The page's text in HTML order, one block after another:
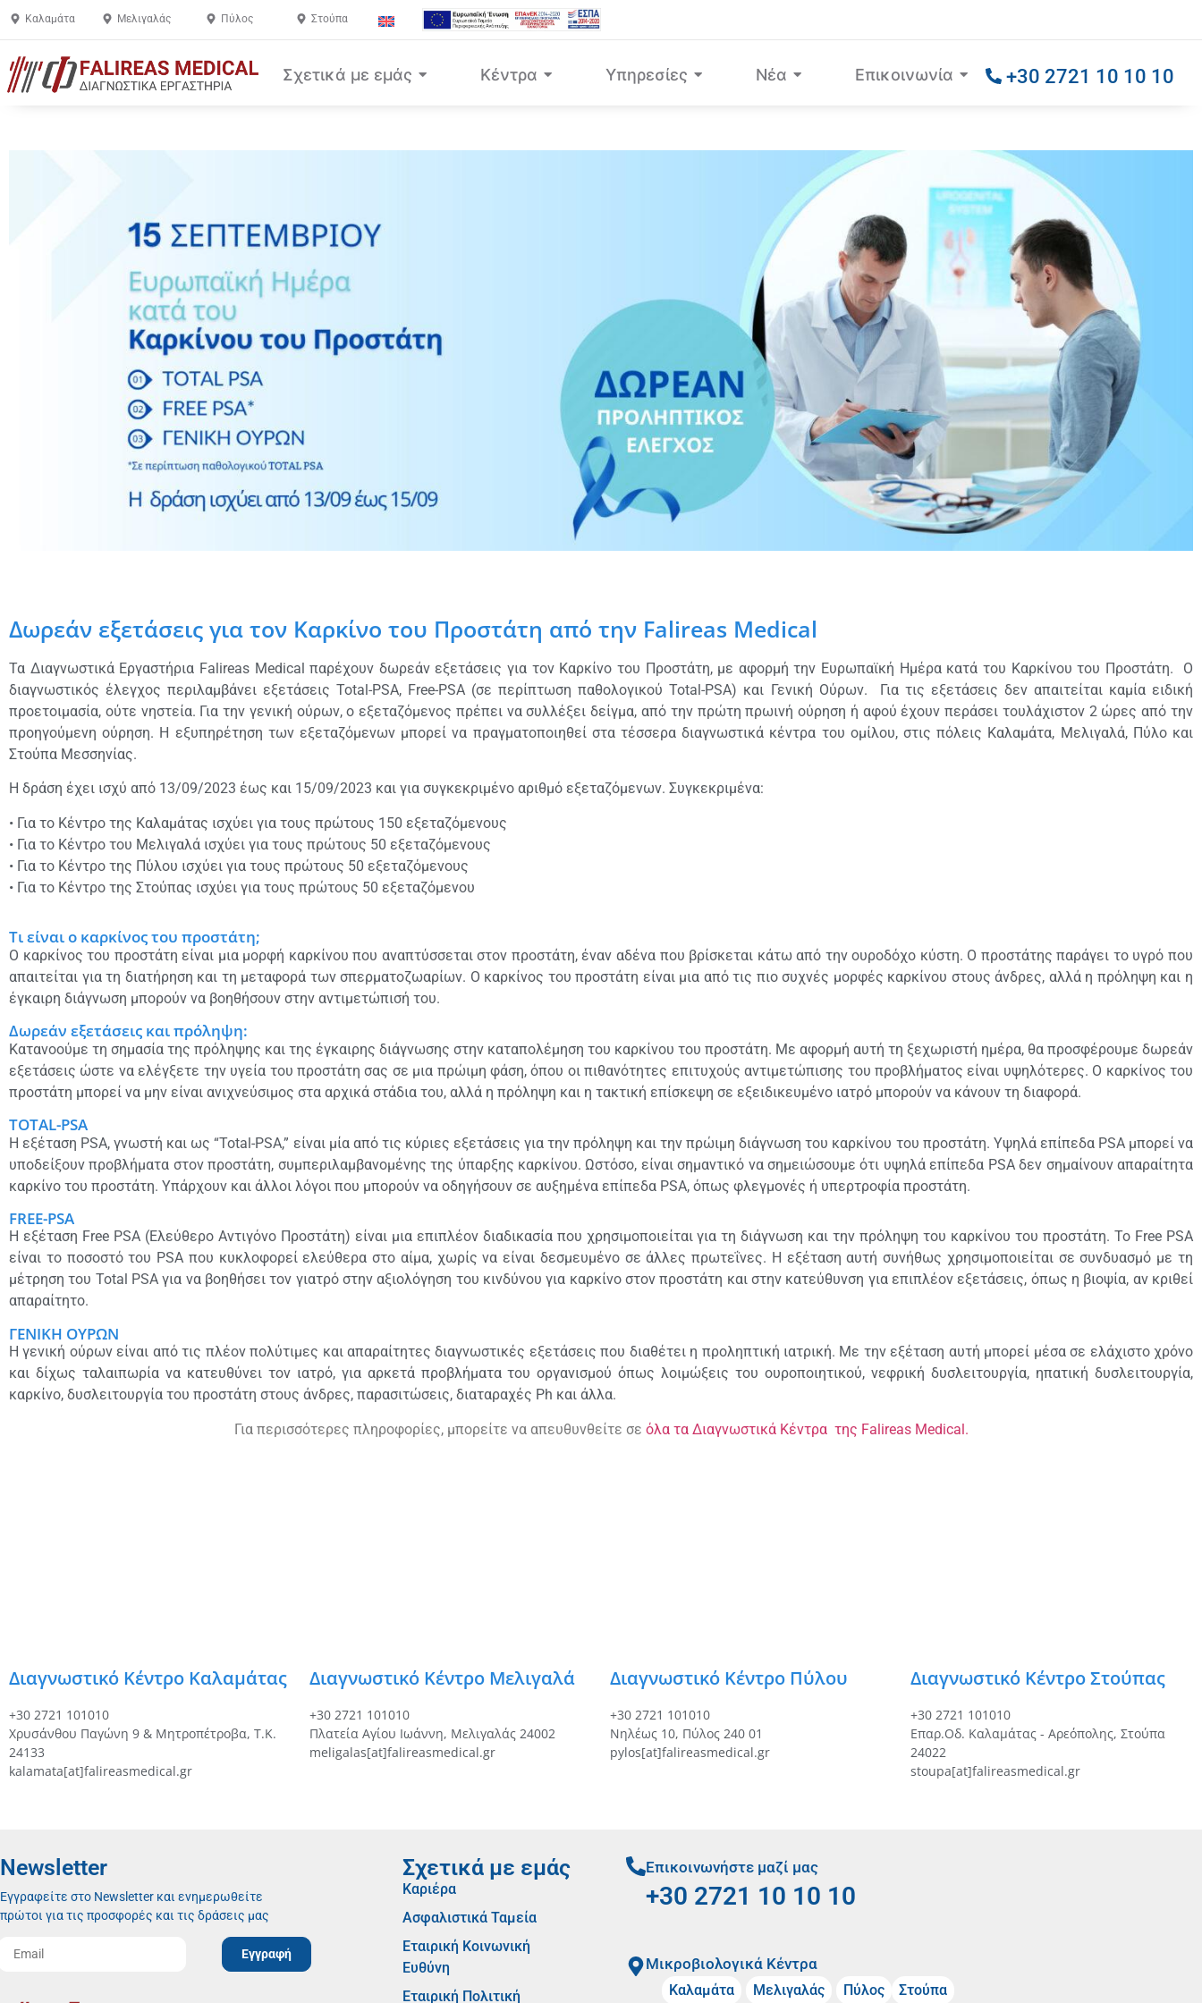
Καλαμάτα Μελιγαλάς Πύλος Στούπα
Σχετικά με εμάς Κέντρα Υπηρεσίες Νέα Επικοινωνία +30 2721 10 10 10
Δωρεάν εξετάσεις για τον Καρκίνο του Προστάτη από την Falireas Medical
Τα Διαγνωστικά Εργαστήρια Falireas Medical παρέχουν δωρεάν εξετάσεις για τον Καρκίνο του Προστάτη, με αφορμή την Ευρωπαϊκή Ημέρα κατά του Καρκίνου του Προστάτη. Ο
διαγνωστικός έλεγχος περιλαμβάνει εξετάσεις Total-PSA, Free-PSA (σε περίπτωση παθολογικού Total-PSA) και Γενική Ούρων. Για τις εξετάσεις δεν απαιτείται καμία ειδική
προετοιμασία, ούτε νηστεία. Για την γενική ούρων, ο εξεταζόμενος πρέπει να συλλέξει δείγμα, από την πρώτη πρωινή ούρηση ή αφού έχουν περάσει τουλάχιστον 2 ώρες από την
προηγούμενη ούρηση. Η εξυπηρέτηση των εξεταζόμενων μπορεί να πραγματοποιηθεί στα τέσσερα διαγνωστικά κέντρα του ομίλου, στις πόλεις Καλαμάτα, Μελιγαλά, Πύλο και
Στούπα Μεσσηνίας.
Η δράση έχει ισχύ από 13/09/2023 έως και 15/09/2023 και για συγκεκριμένο αριθμό εξεταζόμενων. Συγκεκριμένα:
• Για το Κέντρο της Καλαμάτας ισχύει για τους πρώτους 150 εξεταζόμενους
• Για το Κέντρο του Μελιγαλά ισχύει για τους πρώτους 50 εξεταζόμενους
• Για το Κέντρο της Πύλου ισχύει για τους πρώτους 50 εξεταζόμενους
• Για το Κέντρο της Στούπας ισχύει για τους πρώτους 50 εξεταζόμενου
Τι είναι ο καρκίνος του προστάτη;
Ο καρκίνος του προστάτη είναι μια μορφή καρκίνου που αναπτύσσεται στον προστάτη, έναν αδένα που βρίσκεται κάτω από την ουροδόχο κύστη. Ο προστάτης παράγει το υγρό που
απαιτείται για τη διατήρηση και τη μεταφορά των σπερματοζωαρίων. Ο καρκίνος του προστάτη είναι μια από τις πιο συχνές μορφές καρκίνου στους άνδρες, αλλά η πρόληψη και η
έγκαιρη διάγνωση μπορούν να βοηθήσουν στην αντιμετώπισή του.
Δωρεάν εξετάσεις και πρόληψη:
Κατανοούμε τη σημασία της πρόληψης και της έγκαιρης διάγνωσης στην καταπολέμηση του καρκίνου του προστάτη. Με αφορμή αυτή τη ξεχωριστή ημέρα, θα προσφέρουμε δωρεάν
εξετάσεις ώστε να ελέγξετε την υγεία του προστάτη σας σε μια πρώιμη φάση, όπου οι πιθανότητες επιτυχούς αντιμετώπισης του προβλήματος είναι υψηλότερες. Ο καρκίνος του
προστάτη μπορεί να μην είναι ανιχνεύσιμος στα αρχικά στάδια του, αλλά η πρόληψη και η τακτική επίσκεψη σε εξειδικευμένο ιατρό μπορούν να κάνουν τη διαφορά.
TOTAL-PSA
Η εξέταση PSA, γνωστή και ως “Total-PSA,” είναι μία από τις κύριες εξετάσεις για την πρόληψη και την πρώιμη διάγνωση του καρκίνου του προστάτη. Υψηλά επίπεδα PSA μπορεί να
υποδείξουν προβλήματα στον προστάτη, συμπεριλαμβανομένης της ύπαρξης καρκίνου. Ωστόσο, είναι σημαντικό να σημειώσουμε ότι υψηλά επίπεδα PSA δεν σημαίνουν απαραίτητα
καρκίνο του προστάτη. Υπάρχουν και άλλοι λόγοι που μπορούν να οδηγήσουν σε αυξημένα επίπεδα PSA, όπως φλεγμονές ή υπερτροφία προστάτη.
FREE-PSA
Η εξέταση Free PSA (Ελεύθερο Αντιγόνο Προστάτη) είναι μια επιπλέον διαδικασία που χρησιμοποιείται για τη διάγνωση και την πρόληψη του καρκίνου του προστάτη. Το Free PSA
είναι το ποσοστό του PSA που κυκλοφορεί ελεύθερα στο αίμα, χωρίς να είναι δεσμευμένο σε άλλες πρωτεΐνες. Η εξέταση αυτή συνήθως χρησιμοποιείται σε συνδυασμό με τη
μέτρηση του Total PSA για να βοηθήσει τον γιατρό στην αξιολόγηση του κινδύνου για καρκίνο στον προστάτη και στην κατεύθυνση για επιπλέον εξετάσεις, όπως η βιοψία, αν κριθεί
απαραίτητο.
ΓΕΝΙΚΗ ΟΥΡΩΝ
Η γενική ούρων είναι από τις πλέον πολύτιμες και απαραίτητες διαγνωστικές εξετάσεις που διαθέτει η προληπτική ιατρική. Με την εξέταση αυτή μπορεί μέσα σε ελάχιστο χρόνο
και δίχως ταλαιπωρία να κατευθύνει τον ιατρό, για αρκετά προβλήματα του οργανισμού όπως λοιμώξεις του ουροποιητικού, νεφρική δυσλειτουργία, ηπατική δυσλειτουργία,
καρκίνο, δυσλειτουργία του προστάτη στους άνδρες, παρασιτώσεις, διαταραχές Ph και άλλα.
Για περισσότερες πληροφορίες, μπορείτε να απευθυνθείτε σε όλα τα Διαγνωστικά Κέντρα της Falireas Medical.
Διαγνωστικό Κέντρο Καλαμάτας
+30 2721 101010
Χρυσάνθου Παγώνη 9 & Μητροπέτροβα, Τ.Κ.
24133
kalamata[at]falireasmedical.gr
Διαγνωστικό Κέντρο Μελιγαλά
+30 2721 101010
Πλατεία Αγίου Ιωάννη, Μελιγαλάς 24002
meligalas[at]falireasmedical.gr
Διαγνωστικό Κέντρο Πύλου
+30 2721 101010
Νηλέως 10, Πύλος 240 01
pylos[at]falireasmedical.gr
Διαγνωστικό Κέντρο Στούπας
+30 2721 101010
Επαρ.Οδ. Καλαμάτας - Αρεόπολης, Στούπα
24022
stoupa[at]falireasmedical.gr
Newsletter
Εγγραφείτε στο Newsletter και ενημερωθείτε
πρώτοι για τις προσφορές και τις δράσεις μας
Εγγραφή
Σχετικά με εμάς
Καριέρα
Ασφαλιστικά Ταμεία
Εταιρική Κοινωνική
Ευθύνη
Εταιρική Πολιτική
Επικοινωνήστε μαζί μας
+30 2721 10 10 10
Mικροβιολογικά Κέντρα
Καλαμάτα Μελιγαλάς Πύλος Στούπα